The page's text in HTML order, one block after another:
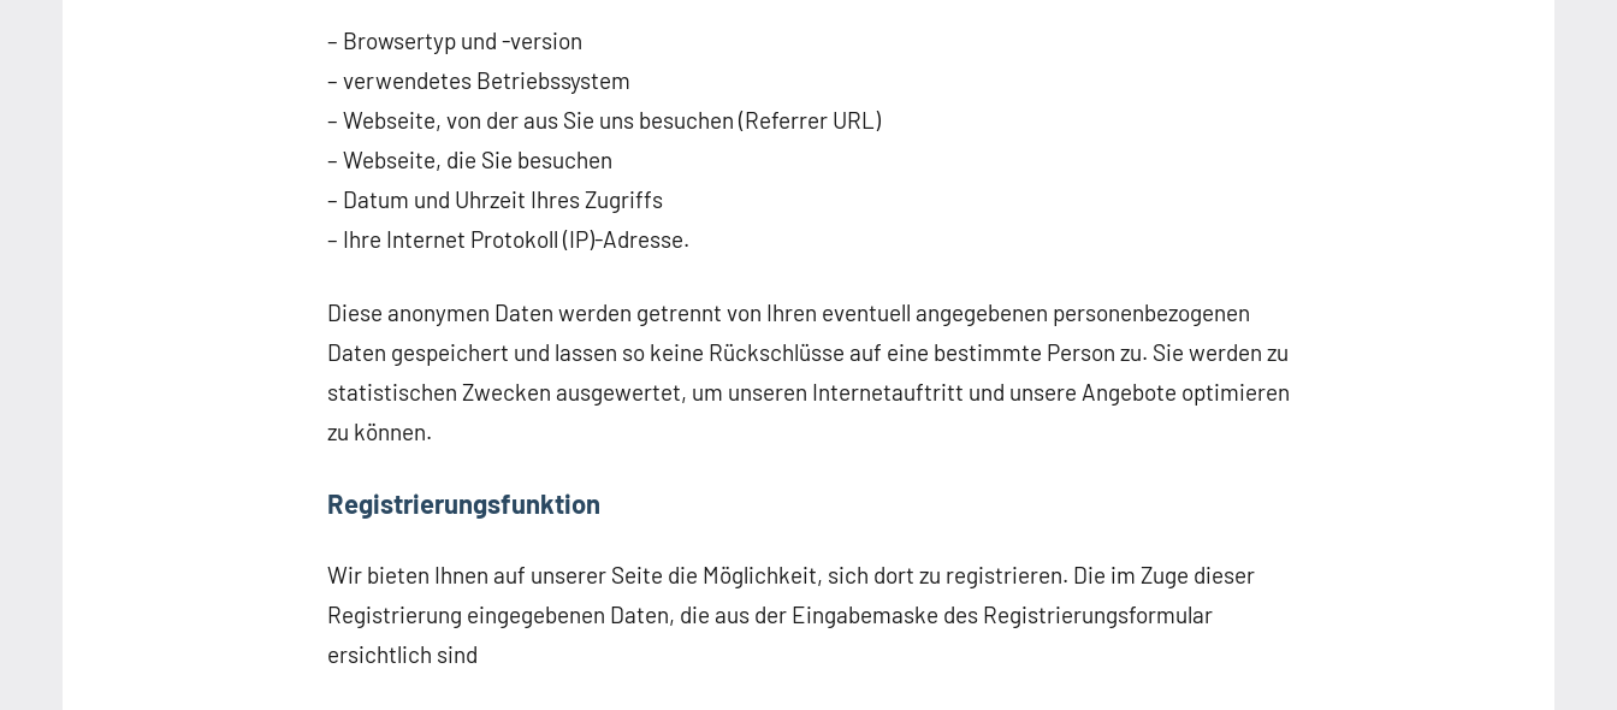
– Browsertyp und -version
– verwendetes Betriebssystem
– Webseite, von der aus Sie uns besuchen (Referrer URL)
– Webseite, die Sie besuchen
– Datum und Uhrzeit Ihres Zugriffs
– Ihre Internet Protokoll (IP)-Adresse.
Diese anonymen Daten werden getrennt von Ihren eventuell angegebenen personenbezogenen
Daten gespeichert und lassen so keine Rückschlüsse auf eine bestimmte Person zu. Sie werden zu
statistischen Zwecken ausgewertet, um unseren Internetauftritt und unsere Angebote optimieren
zu können.
Registrierungsfunktion
Wir bieten Ihnen auf unserer Seite die Möglichkeit, sich dort zu registrieren. Die im Zuge dieser
Registrierung eingegebenen Daten, die aus der Eingabemaske des Registrierungsformular
ersichtlich sind